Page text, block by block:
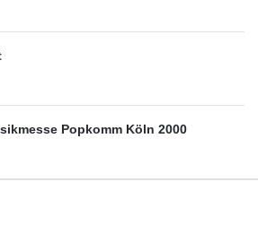
Popkomm Köln 2000